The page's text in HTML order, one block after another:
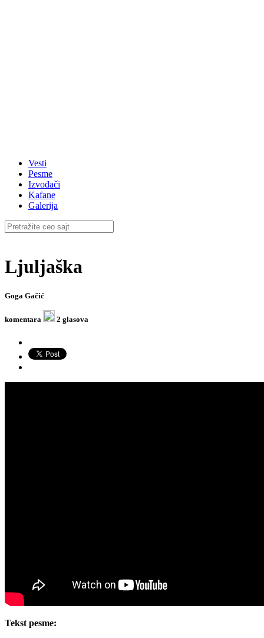
Vesti
Pesme
Izvođači
Kafane
Galerija
Ljuljaška
Goga Gačić
komentara 2 glasova
Tekst pesme: